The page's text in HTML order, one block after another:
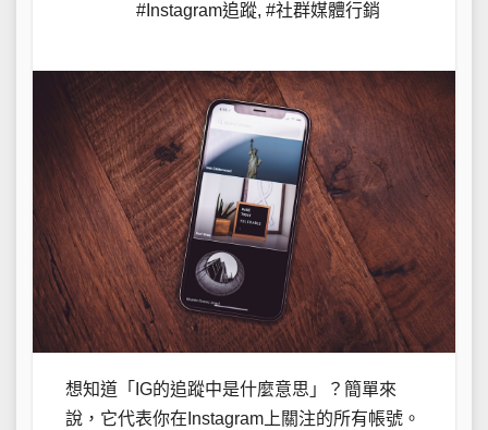
#Instagram追蹤, #社群媒體行銷
想知道「IG的追蹤中是什麼意思」？簡單來
說，它代表你在Instagram上關注的所有帳號。